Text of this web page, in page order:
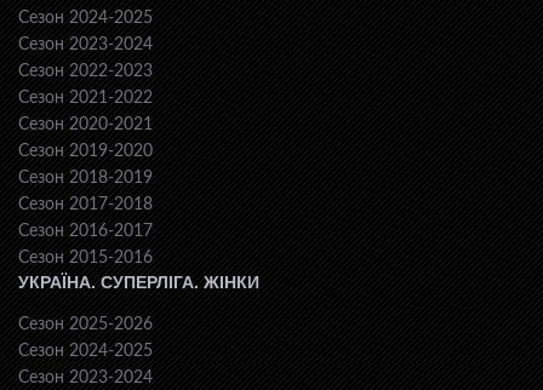
Сезон 2024-2025
Сезон 2023-2024
Сезон 2022-2023
Сезон 2021-2022
Сезон 2020-2021
Сезон 2019-2020
Сезон 2018-2019
Сезон 2017-2018
Сезон 2016-2017
Сезон 2015-2016
УКРАЇНА. СУПЕРЛІГА. ЖІНКИ
Сезон 2025-2026
Сезон 2024-2025
Сезон 2023-2024